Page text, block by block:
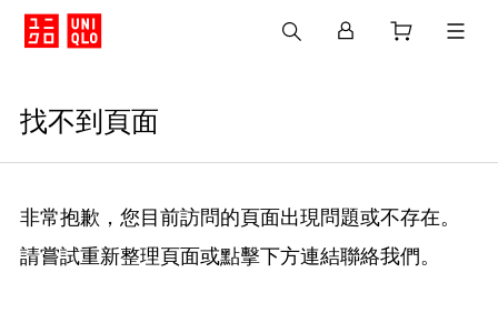
找不到頁面
非常抱歉，您目前訪問的頁面出現問題或不存在。
請嘗試重新整理頁面或點擊下方連結聯絡我們。